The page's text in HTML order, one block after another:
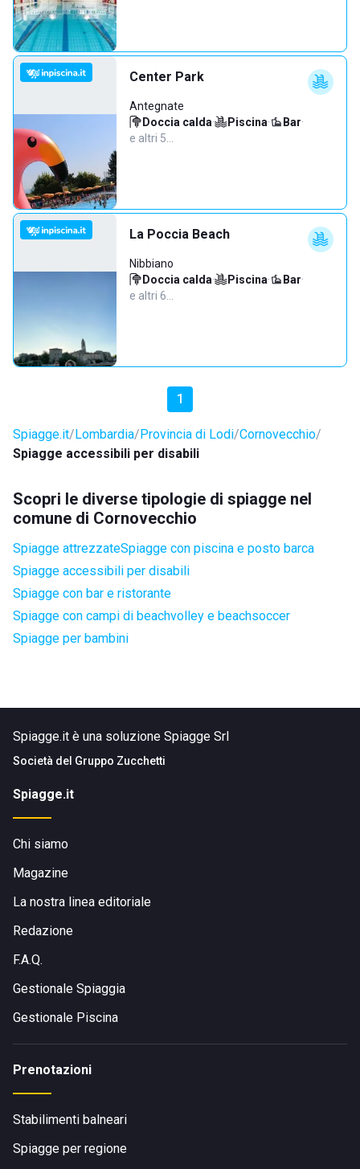
Center Park
Antegnate
Doccia calda· Piscina· Bar·
e altri 5…
La Poccia Beach
Nibbiano
Doccia calda· Piscina· Bar·
e altri 6…
1
Spiagge.it Lombardia Provincia di Lodi Cornovecchio
Spiagge accessibili per disabili
Scopri le diverse tipologie di spiagge nel
comune di Cornovecchio
Spiagge attrezzateSpiagge con piscina e posto barca
Spiagge accessibili per disabili
Spiagge con bar e ristorante
Spiagge con campi di beachvolley e beachsoccer
Spiagge per bambini
Spiagge.it è una soluzione Spiagge Srl
Società del Gruppo Zucchetti
Spiagge.it
Chi siamo
Magazine
La nostra linea editoriale
Redazione
F.A.Q.
Gestionale Spiaggia
Gestionale Piscina
Prenotazioni
Stabilimenti balneari
Spiagge per regione